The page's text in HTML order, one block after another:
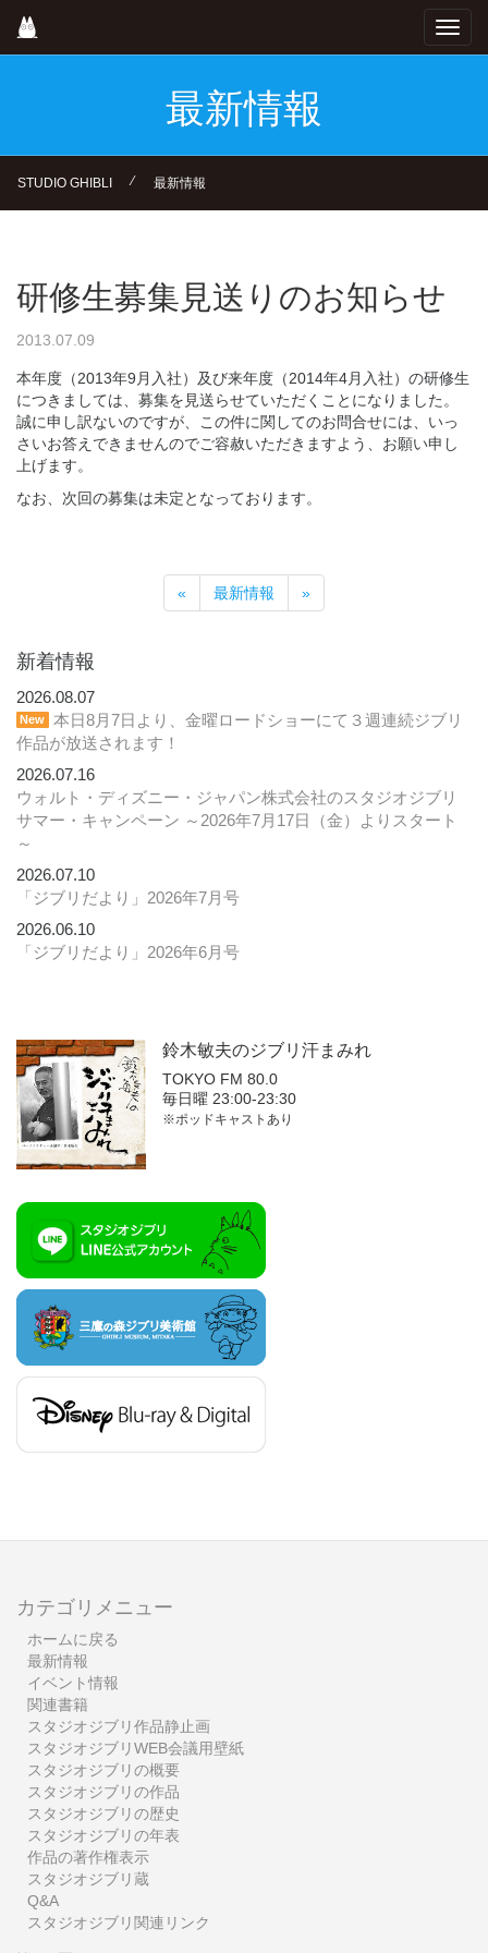
main
最新情報
STUDIO GHIBLI ⁄ 最新情報
研修生募集見送りのお知らせ
2013.07.09
本年度（2013年9月入社）及び来年度（2014年4月入社）の研修生
につきましては、募集を見送らせていただくことになりました。
誠に申し訳ないのですが、この件に関してのお問合せには、いっ
さいお答えできませんのでご容赦いただきますよう、お願い申し
上げます。
なお、次回の募集は未定となっております。
« 最新情報 »
新着情報
2026.08.07
New
本日8月7日より、金曜ロードショーにて３週連続ジブリ
作品が放送されます！
2026.07.16
ウォルト・ディズニー・ジャパン株式会社のスタジオジブリ
サマー・キャンペーン ～2026年7月17日（金）よりスタート
～
2026.07.10
「ジブリだより」2026年7月号
2026.06.10
「ジブリだより」2026年6月号
鈴木敏夫のジブリ汗まみれ
TOKYO FM 80.0
毎日曜 23:00-23:30
※ポッドキャストあり
カテゴリメニュー
ホームに戻る
最新情報
イベント情報
関連書籍
スタジオジブリ作品静止画
スタジオジブリWEB会議用壁紙
スタジオジブリの概要
スタジオジブリの作品
スタジオジブリの歴史
スタジオジブリの年表
作品の著作権表示
スタジオジブリ蔵
Q&A
スタジオジブリ関連リンク